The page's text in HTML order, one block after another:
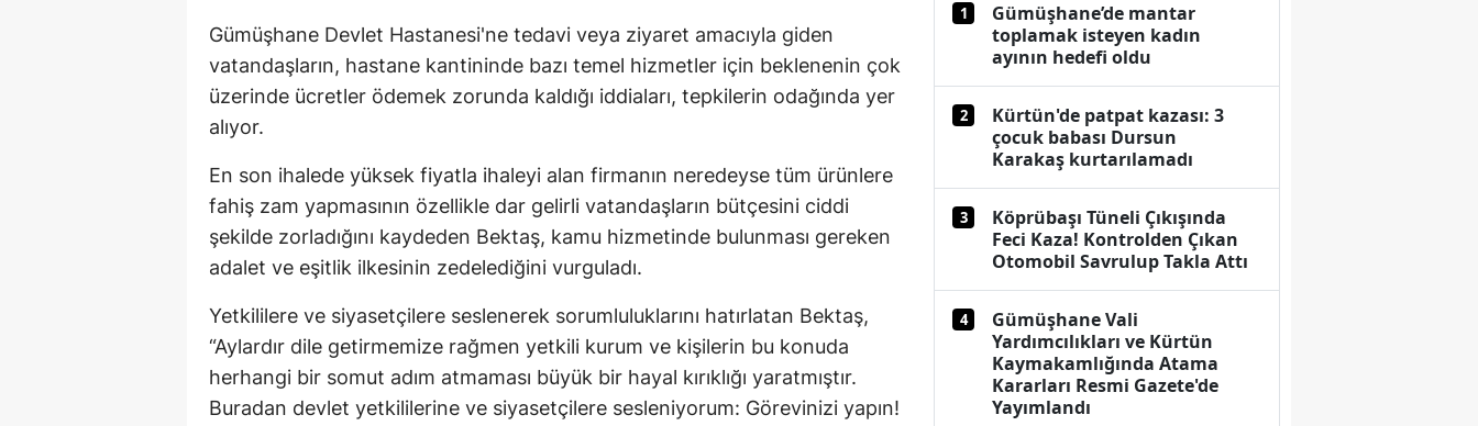
İzmir
Kars
Kayseri
Kırklareli
Kocaeli
Kütahya
Gümüşhane Devlet Hastanesi'ne tedavi veya ziyaret amacıyla giden
vatandaşların, hastane kantininde bazı temel hizmetler için beklenenin çok
üzerinde ücretler ödemek zorunda kaldığı iddiaları, tepkilerin odağında yer
alıyor.
En son ihalede yüksek fiyatla ihaleyi alan firmanın neredeyse tüm ürünlere
fahiş zam yapmasının özellikle dar gelirli vatandaşların bütçesini ciddi
şekilde zorladığını kaydeden Bektaş, kamu hizmetinde bulunması gereken
adalet ve eşitlik ilkesinin zedelediğini vurguladı.
Yetkililere ve siyasetçilere seslenerek sorumluluklarını hatırlatan Bektaş,
“Aylardır dile getirmemize rağmen yetkili kurum ve kişilerin bu konuda
herhangi bir somut adım atmaması büyük bir hayal kırıklığı yaratmıştır.
Buradan devlet yetkililerine ve siyasetçilere sesleniyorum: Görevinizi yapın!
1
Gümüşhane’de mantar
toplamak isteyen kadın
ayının hedefi oldu
2
Kürtün'de patpat kazası: 3
çocuk babası Dursun
Karakaş kurtarılamadı
3
Köprübaşı Tüneli Çıkışında
Feci Kaza! Kontrolden Çıkan
Otomobil Savrulup Takla Attı
4
Gümüşhane Vali
Yardımcılıkları ve Kürtün
Kaymakamlığında Atama
Kararları Resmi Gazete'de
Yayımlandı